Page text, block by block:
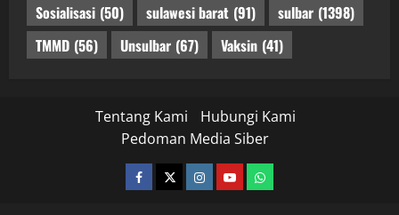
Sosialisasi (50) sulawesi barat (91) sulbar (1398)
TMMD (56) Unsulbar (67) Vaksin (41)
Tentang Kami
Hubungi Kami
Pedoman Media Siber
facebooktwitterinstagram.com
youtubewhatsapp